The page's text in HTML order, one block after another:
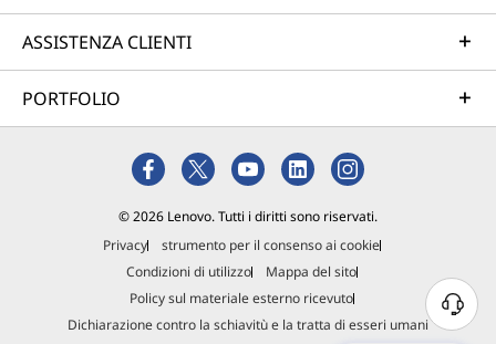
ASSISTENZA CLIENTI
PORTFOLIO
© 2026 Lenovo. Tutti i diritti sono riservati.
Privacy
strumento per il consenso ai cookie
Condizioni di utilizzo
Mappa del sito
Policy sul materiale esterno ricevuto
Dichiarazione contro la schiavitù e la tratta di esseri umani